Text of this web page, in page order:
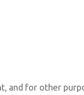
and for other